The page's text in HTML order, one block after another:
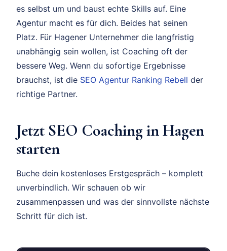
es selbst um und baust echte Skills auf. Eine
Agentur macht es für dich. Beides hat seinen
Platz. Für Hagener Unternehmer die langfristig
unabhängig sein wollen, ist Coaching oft der
bessere Weg. Wenn du sofortige Ergebnisse
brauchst, ist die SEO Agentur Ranking Rebell der
richtige Partner.
Jetzt SEO Coaching in Hagen
starten
Buche dein kostenloses Erstgespräch – komplett
unverbindlich. Wir schauen ob wir
zusammenpassen und was der sinnvollste nächste
Schritt für dich ist.